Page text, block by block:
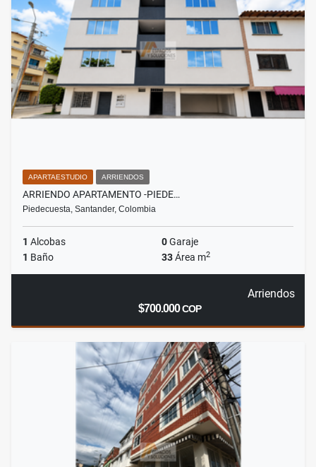
APARTAESTUDIO ARRIENDOS
ARRIENDO APARTAMENTO -PIEDE…
Piedecuesta, Santander, Colombia
1 Alcobas 0Garaje
1 Baño 33Área m2
Arriendos
$700.000COP